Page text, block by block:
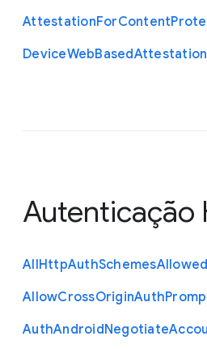
AttestationForContent
DeviceWebBasedAttestation
Autenticação
AllHttpAuthSchemesAllowed
AllowCrossOriginAuth
AuthAndroidNegotiate